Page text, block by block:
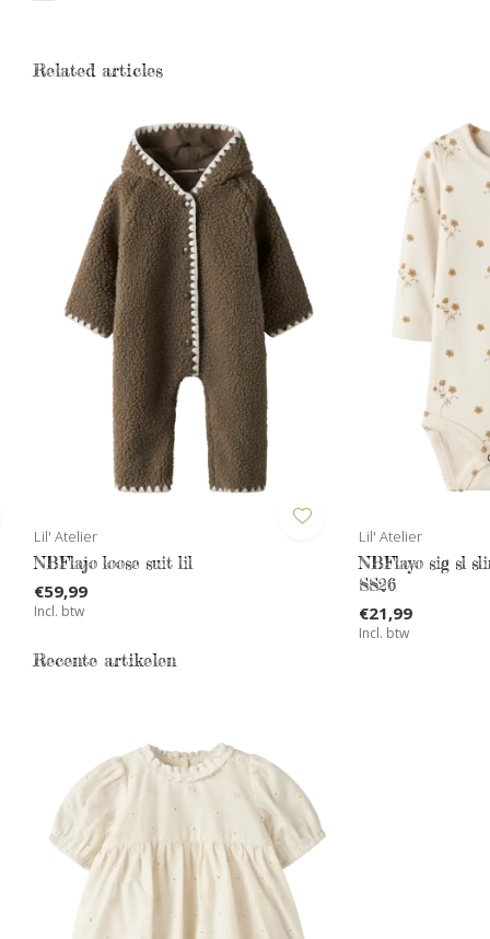
Related articles
Lil' Atelier
NBFlajo loose suit lil
€59,99
Incl. btw
Lil' Atelier
NBFlayo sig sl
SS26
€21,99
Incl. btw
Recente artikelen